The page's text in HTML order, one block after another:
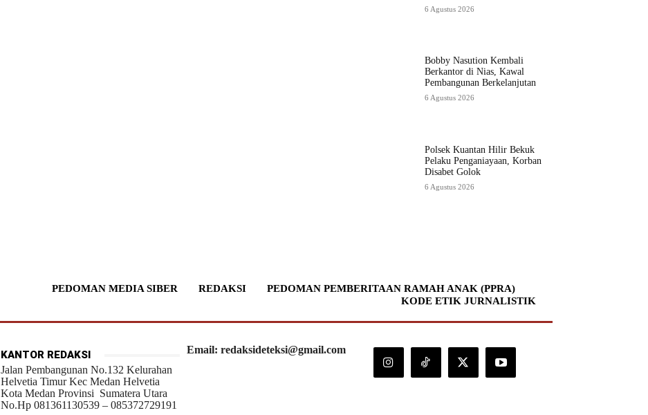
6 Agustus 2026
Bobby Nasution Kembali
Berkantor di Nias, Kawal
Pembangunan Berkelanjutan
6 Agustus 2026
Polsek Kuantan Hilir Bekuk
Pelaku Penganiayaan, Korban
Disabet Golok
6 Agustus 2026
PEDOMAN MEDIA SIBER REDAKSI
PEDOMAN PEMBERITAAN RAMAH ANAK (PPRA)
KODE ETIK JURNALISTIK
KANTOR REDAKSI
Jalan Pembangunan No.132 Kelurahan
Helvetia Timur Kec Medan Helvetia
Kota Medan Provinsi Sumatera Utara
No.Hp 081361130539 – 085372729191
Email: redaksideteksi@gmail.com